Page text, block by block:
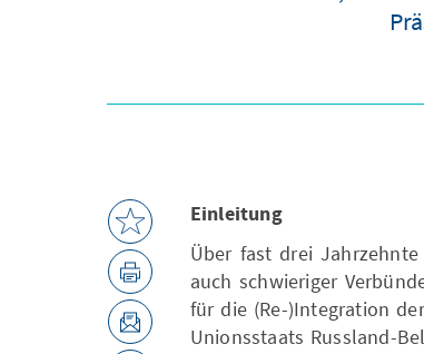
Einleitung
Über fast drei
auch schwieriger
für die (Re-)Integration
Unionsstaats Russland-